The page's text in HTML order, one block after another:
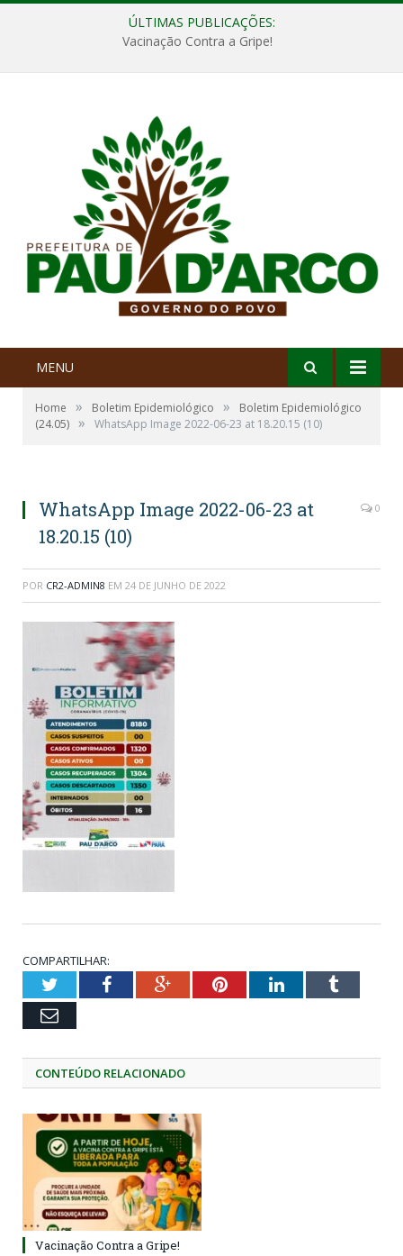
ÚLTIMAS PUBLICAÇÕES:
Vacinação Contra a Gripe!
MENU
Home » Boletim Epidemiológico »
Boletim Epidemiológico
(24.05) » WhatsApp Image 2022-06-23 at 18.20.15 (10)
WhatsApp Image 2022-06-23 at
18.20.15 (10)
0
POR CR2-ADMIN8 EM 24 DE JUNHO DE 2022
COMPARTILHAR:
TwitterFacebookGoogle+PinterestLinkedInTumblr
Email
CONTEÚDO RELACIONADO
Vacinação Contra a Gripe!